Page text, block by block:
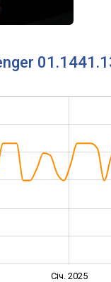
Січ. 2025